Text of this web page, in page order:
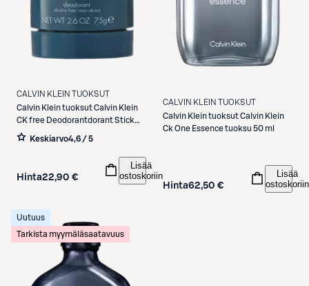
CALVIN KLEIN TUOKSUT
Calvin Klein tuoksutCalvin Klein
CK free Deodorantdorant Stick
Deodorantdorantti 75 g
Keskiarvo4,6 / 5
Hinta22,90 €
Lisää
ostoskoriin
CALVIN KLEIN TUOKSUT
Calvin Klein tuoksutCalvin Klein
Ck One Essence tuoksu 50 ml
Hinta62,50 €
Lisää
ostoskoriin
Uutuus
Tarkista myymäläsaatavuus